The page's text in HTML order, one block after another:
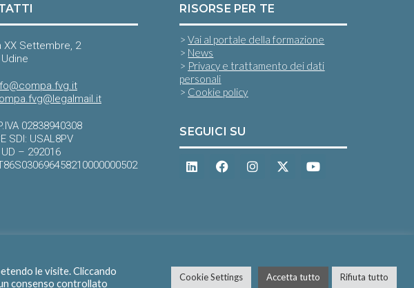
XX Settembre, 2
02838940308
SDI: USAL8PV
UD – 292016
RISORSE PER TE
>Vai al portale della formazione
> News
> Privacy e trattamento dei dati
personali
> Cookie policy
SEGUICI SU
le visite. Cliccando
consenso controllato
Cookie Settings Accetta tutto Rifiuta tutto